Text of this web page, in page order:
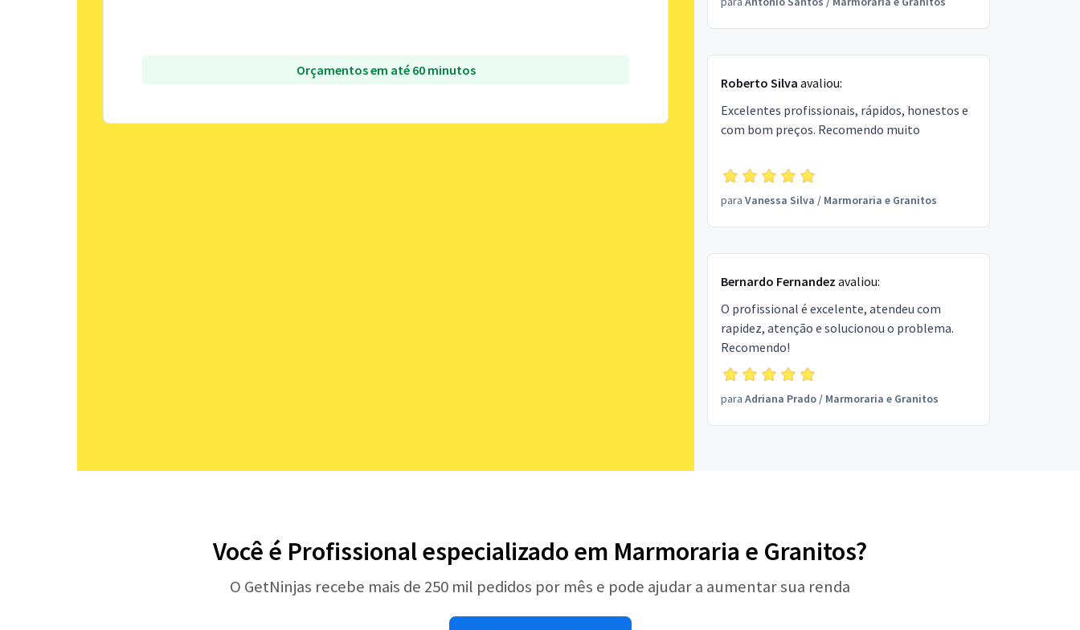
Orçamentos em até 60 minutos
Roberto Silva avaliou:
Excelentes profissionais, rápidos, honestos e
com bom preços. Recomendo muito
para Vanessa Silva / Marmoraria e Granitos
Bernardo Fernandez avaliou:
O profissional é excelente, atendeu com
rapidez, atenção e solucionou o problema.
Recomendo!
para Adriana Prado/ Marmoraria e Granitos
Você é Profissional especializado em Marmoraria e Granitos?
O GetNinjas recebe mais de 250 mil pedidos por mês e pode ajudar a aumentar sua renda